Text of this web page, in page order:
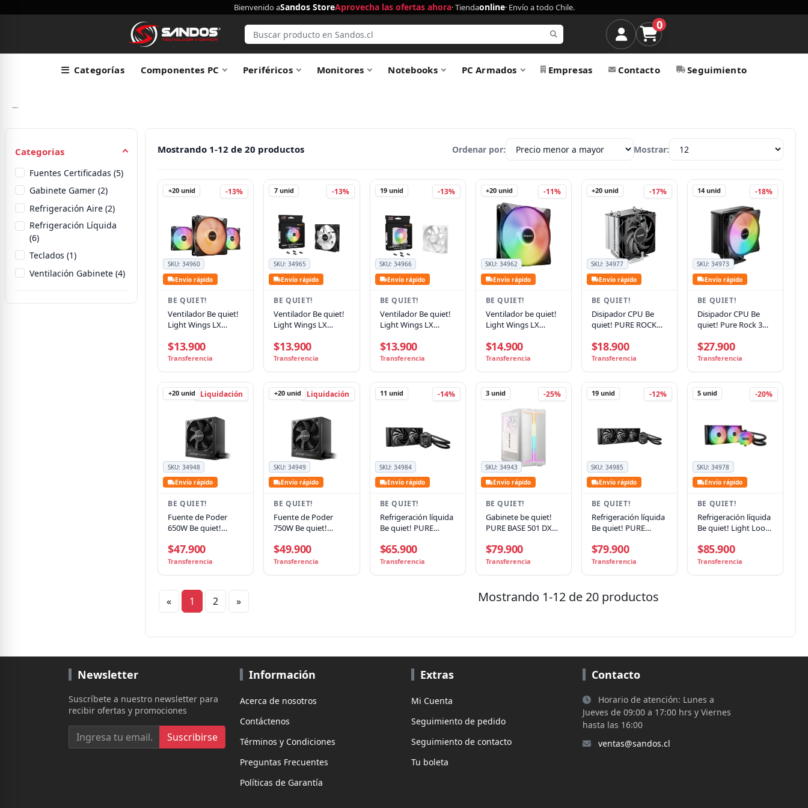
Bienvenido aSandos StoreAprovecha las ofertas ahora· Tiendaonline· Envío a todo Chile.
0
Categorías Componentes PC Periféricos Monitores Notebooks PC Armados Empresas Contacto Seguimiento
…
Categorias
Fuentes Certificadas (5)
Gabinete Gamer (2)
Refrigeración Aire (2)
Refrigeración Líquida
(6)
Teclados (1)
Ventilación Gabinete (4)
Mostrando 1-12 de 20 productos Ordenar por: Mostrar:
Envío rápido
-13%
SKU: 34960
+20unid
BE QUIET!
Ventilador Be quiet!
Light Wings LX
2100 rpm, 61.8 CFM
$13.900
Transferencia
Envío rápido
-13%
SKU: 34965
7unid
BE QUIET!
Ventilador Be quiet!
Light Wings LX
PWM, ARGB
$13.900
Transferencia
Envío rápido
-13%
SKU: 34966
19unid
BE QUIET!
Ventilador Be quiet!
Light Wings LX
PWM, ARGB Blanco
$13.900
Transferencia
Envío rápido
-11%
SKU:34962
+20unid
BE QUIET!
Ventilador be quiet!
Light Wings LX
Speed ARGB
$14.900
Transferencia
Envío rápido
-17%
SKU:34977
+20unid
BE QUIET!
Disipador CPU Be
quiet! PURE ROCK
$18.900
Transferencia
Envío rápido
-18%
SKU:34973
14unid
BE QUIET!
Disipador CPU Be
quiet! Pure Rock 3
120mm, ARGB, 31.2
dB
$27.900
Transferencia
Envío rápido
Liquidación
SKU: 34948
+20unid
BE QUIET!
Fuente de Poder
650W Be quiet!
ATX 3.1, 80+ Bronze,
12V-2x6
$47.900
Transferencia
Envío rápido
Liquidación
SKU: 34949
+20unid
BE QUIET!
Fuente de Poder
750W Be quiet!
ATX 3.1, 80+ Bronze,
12V-2x6
$49.900
Transferencia
Envío rápido
-14%
SKU: 34984
11 unid
BE QUIET!
Refrigeración líquida
Be quiet! PURE
2×120mm,
LGA1851/AM5
$65.900
Transferencia
Envío rápido
-25%
SKU:34943
3unid
BE QUIET!
Gabinete be quiet!
PURE BASE 501 DX
$79.900
Transferencia
Envío rápido
-12%
SKU:34985
19unid
BE QUIET!
Refrigeración líquida
Be quiet! PURE
3×120mm,
LGA1851/AM5
$79.900
Transferencia
Envío rápido
-20%
SKU:34978
5 unid
BE QUIET!
Refrigeración líquida
Be quiet! Light Loop
ARGB, LGA1851/AM5
$85.900
Transferencia
« 1 2 » Mostrando 1-12 de 20 productos
Newsletter
Suscríbete a nuestro newsletter para
recibir ofertas y promociones
Suscribirse
Información
Acerca de nosotros
Contáctenos
Términos y Condiciones
Preguntas Frecuentes
Políticas de Garantía
Extras
Mi Cuenta
Seguimiento de pedido
Seguimiento de contacto
Tu boleta
Contacto
Horario de atención: Lunes a
Jueves de 09:00 a 17:00 hrs y Viernes
hasta las 16:00
ventas@sandos.cl